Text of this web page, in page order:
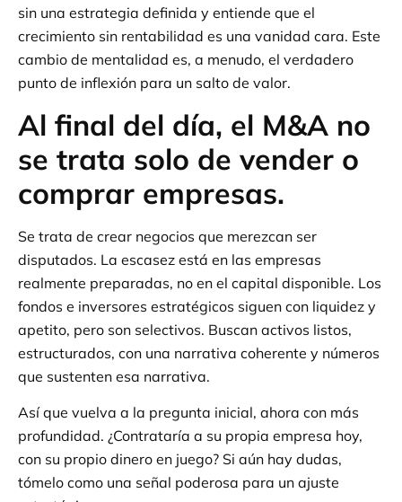
sin una estrategia definida y entiende que el
crecimiento sin rentabilidad es una vanidad cara. Este
cambio de mentalidad es, a menudo, el verdadero
punto de inflexión para un salto de valor.
Al final del día, el M&A no
se trata solo de vender o
comprar empresas.
Se trata de crear negocios que merezcan ser
disputados. La escasez está en las empresas
realmente preparadas, no en el capital disponible. Los
fondos e inversores estratégicos siguen con liquidez y
apetito, pero son selectivos. Buscan activos listos,
estructurados, con una narrativa coherente y números
que sustenten esa narrativa.
Así que vuelva a la pregunta inicial, ahora con más
profundidad. ¿Contrataría a su propia empresa hoy,
con su propio dinero en juego? Si aún hay dudas,
tómelo como una señal poderosa para un ajuste